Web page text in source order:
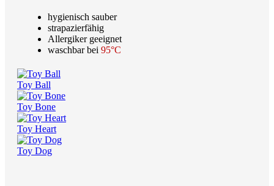
hygienisch sauber
strapazierfähig
Allergiker geeignet
waschbar bei 95°C
Toy Ball
Toy Bone
Toy Heart
Toy Dog